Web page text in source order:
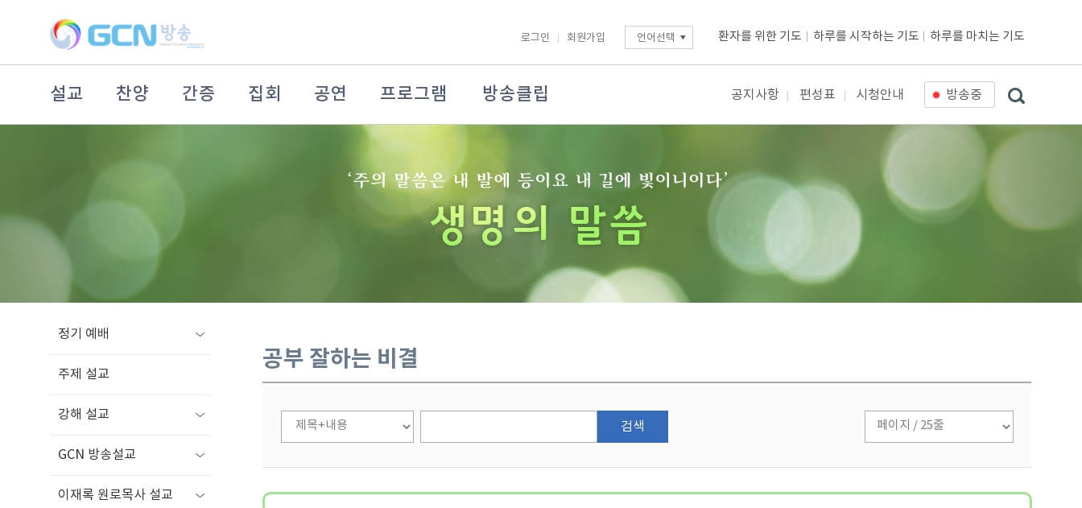
로그인 회원가입 언어선택 환자를 위한 기도 하루를 시작하는 기도 하루를 마치는 기도
설교 찬양 간증 집회 공연 프로그램 방송클립 공지사항 편성표 시청안내 방송중
정기 예배
주제 설교
강해 설교
GCN 방송설교
이재록 원로목사 설교
공부 잘하는 비결
검색